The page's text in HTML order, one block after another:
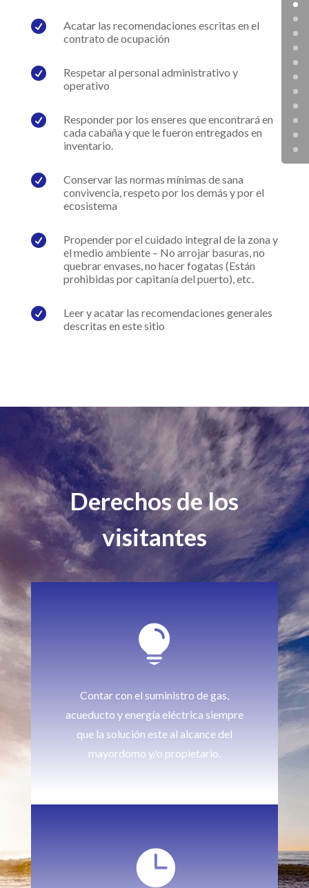

Acatar las recomendaciones escritas en el
contrato de ocupación

Respetar al personal administrativo y
operativo

Responder por los enseres que encontrará en
cada cabaña y que le fueron entregados en
inventario.

Conservar las normas mínimas de sana
convivencia, respeto por los demás y por el
ecosistema

Propender por el cuidado integral de la zona y
el medio ambiente – No arrojar basuras, no
quebrar envases, no hacer fogatas (Están
prohibidas por capitanía del puerto), etc.

Leer y acatar las recomendaciones generales
descritas en este sitio
Derechos de los
visitantes

Contar con el suministro de gas,
acueducto y energía eléctrica siempre
que la solución este al alcance del
mayordomo y/o propietario.
